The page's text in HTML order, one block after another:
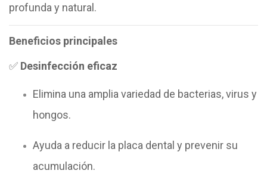
profunda y natural.
Beneficios principales
✅ Desinfección eficaz
Elimina una amplia variedad de bacterias, virus y
hongos.
Ayuda a reducir la placa dental y prevenir su
acumulación.